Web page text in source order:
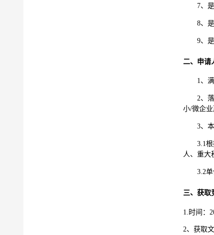
7、
8、
9、
二、申请
1、
2、
小/微企业
3、
3.1
人、重大
3.2
三、获取
1.时间：
2、获取